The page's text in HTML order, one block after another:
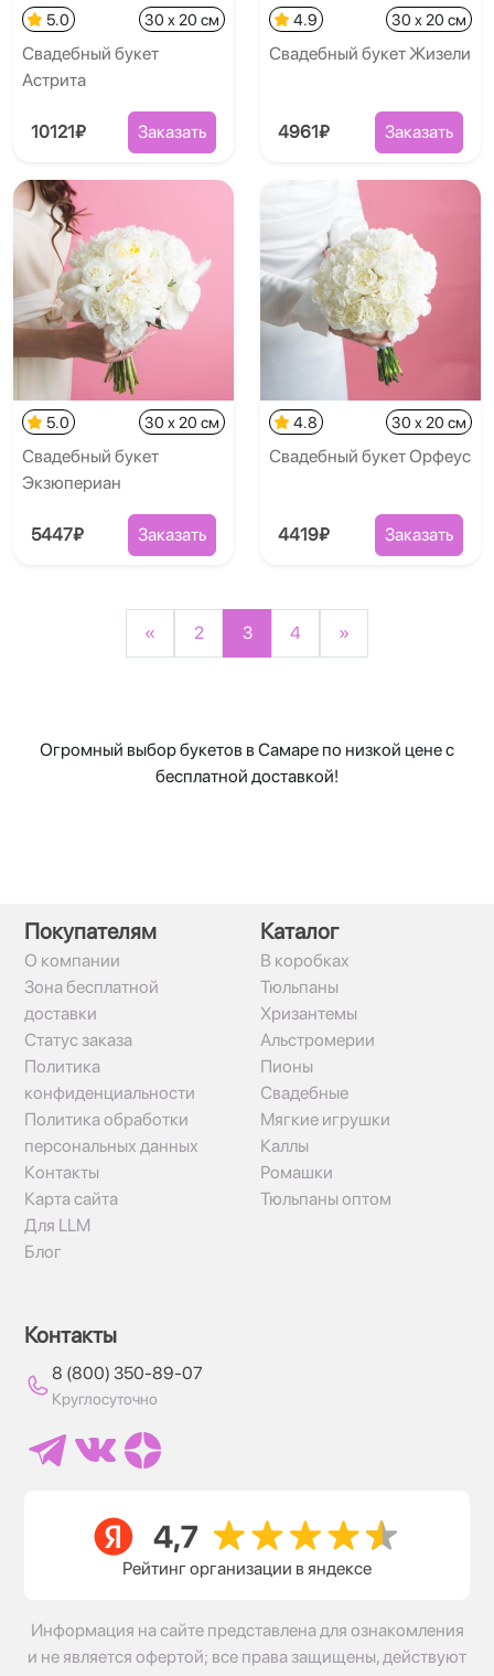
5.0 30 x 20 см
Свадебный букет
Астрита
10121₽ Заказать
4.9 30 x 20 см
Свадебный букет Жизели
4961₽ Заказать
5.0 30 x 20 см
Свадебный букет
Экзюпериан
5447₽ Заказать
4.8 30 x 20 см
Свадебный букет Орфеус
4419₽ Заказать
« 2 3 4 »
Огромный выбор букетов в Самаре по низкой цене с
бесплатной доставкой!
Покупателям
О компании
Зона бесплатной
доставки
Статус заказа
Политика
конфиденциальности
Политика обработки
персональных данных
Контакты
Карта сайта
Для LLM
Блог
Каталог
В коробках
Тюльпаны
Хризантемы
Альстромерии
Пионы
Свадебные
Мягкие игрушки
Каллы
Ромашки
Тюльпаны оптом
Контакты
8 (800) 350-89-07
Круглосуточно
Рейтинг организации в яндексе
Информация на сайте представлена для ознакомления
и не является офертой; все права защищены, действуют